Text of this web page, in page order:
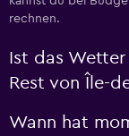
rechnen.
Ist das
Rest von Île-
Wann hat